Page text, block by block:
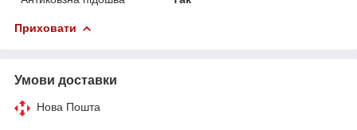
Приховати
Умови доставки
Нова Пошта